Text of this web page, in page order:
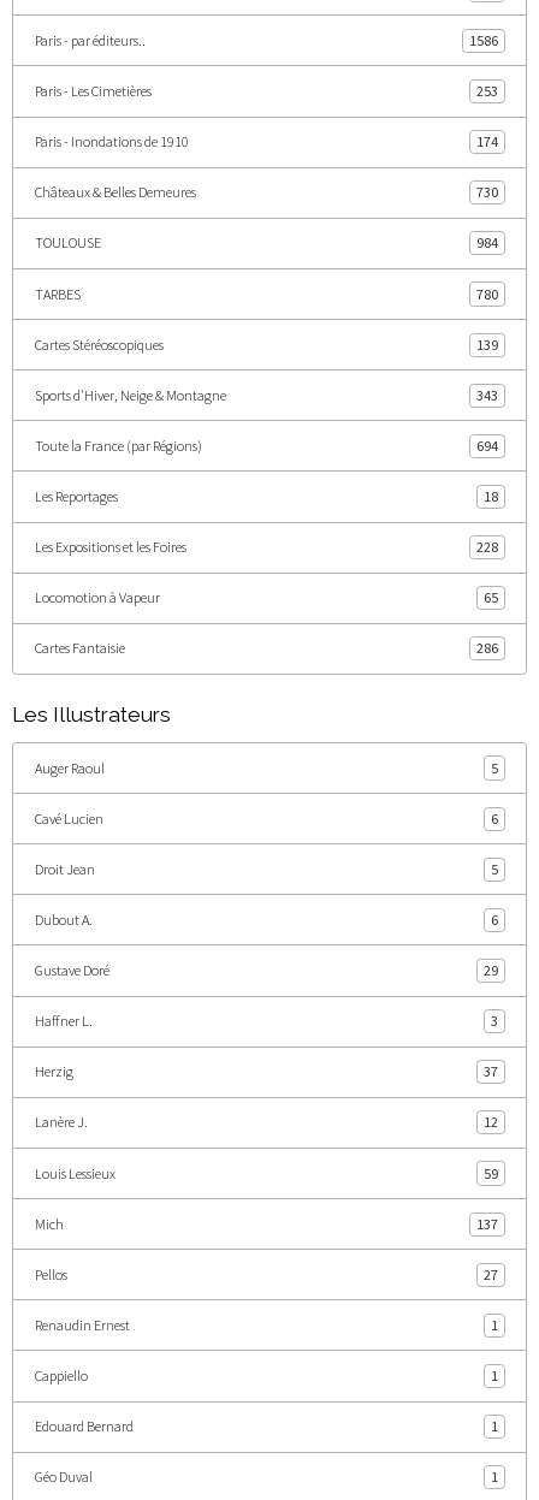
Paris - par éditeurs.. 1586
Paris - Les Cimetières 253
Paris - Inondations de 1910 174
Châteaux & Belles Demeures 730
TOULOUSE 984
TARBES 780
Cartes Stéréoscopiques 139
Sports d'Hiver, Neige & Montagne 343
Toute la France (par Régions) 694
Les Reportages 18
Les Expositions et les Foires 228
Locomotion à Vapeur 65
Cartes Fantaisie 286
Les Illustrateurs
Auger Raoul 5
Cavé Lucien 6
Droit Jean 5
Dubout A. 6
Gustave Doré 29
Haffner L. 3
Herzig 37
Lanère J. 12
Louis Lessieux 59
Mich 137
Pellos 27
Renaudin Ernest 1
Cappiello 1
Edouard Bernard 1
Géo Duval 1